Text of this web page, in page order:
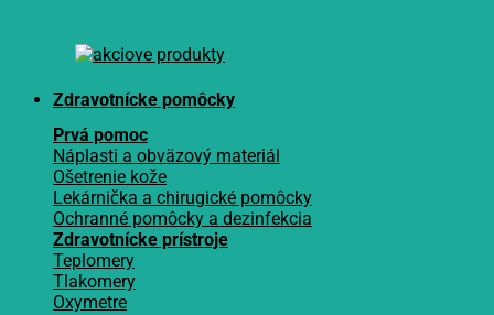
Zdravotnícke pomôcky
Prvá pomoc
Náplasti a obväzový materiál
Ošetrenie kože
Lekárnička a chirugické pomôcky
Ochranné pomôcky a dezinfekcia
Zdravotnícke prístroje
Teplomery
Tlakomery
Oxymetre